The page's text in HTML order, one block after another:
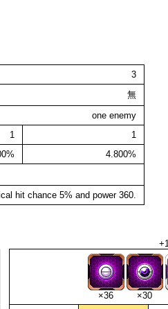
3
無
one enemy
1
1
4.800%
hit chance 5% and power 360.
+1
×36 ×30